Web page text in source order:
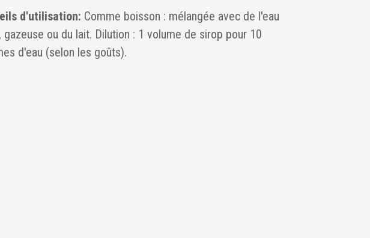
d'utilisation: Comme boisson : mélangée avec de l'eau
gazeuse ou du lait. Dilution : 1 volume de sirop pour 10
d'eau (selon les goûts).